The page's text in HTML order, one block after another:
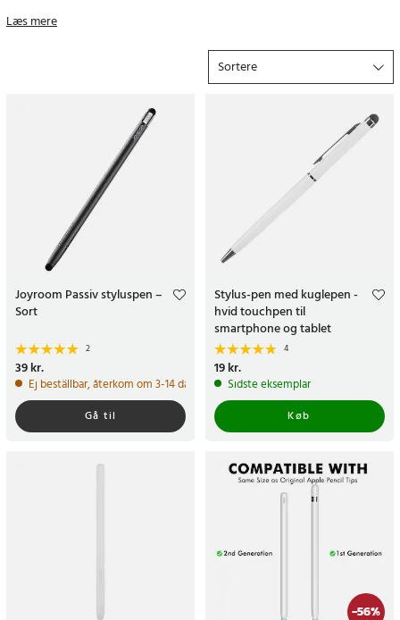
Når du handler på 24hshop.dk får du altid prisgaranti, 365 dages
åbent køb og hurtig levering med fast fragtgebyr.
Hvorfor betale mere end nødvendigt? Gør et kup og bestil
Læs mere
Sortere
Joyroom Passiv styluspen –
Sort
2
Pris:39 kr.
39 kr.
Ej beställbar, återkom om 3-14 dagar
Gå til
Stylus-pen med kuglepen -
hvid touchpen til
smartphone og tablet
4
Pris:19 kr.
19 kr.
Sidste eksemplar
Køb
-56%